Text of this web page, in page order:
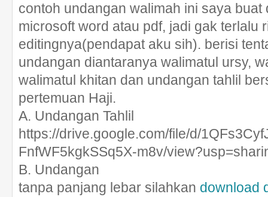
contoh undangan walimah ini saya buat
microsoft word atau pdf, jadi gak terlalu
editingnya(pendapat aku sih). berisi
undangan diantaranya walimatul ursy,
walimatul khitan dan undangan tahlil
pertemuan Haji.
A. Undangan Tahlil
https://drive.google.com/file/d/
FnfWF5kgkSSq5X-m8v/
B. Undangan
tanpa panjang lebar silahkan download